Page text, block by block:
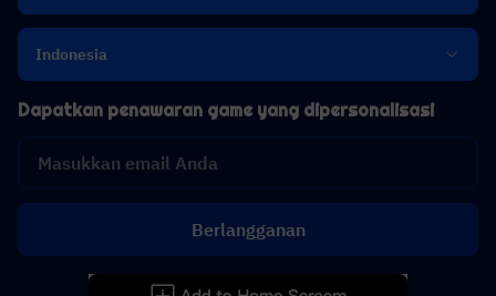
Indonesia
Dapatkan penawaran game yang dipersonalisasi
Berlangganan